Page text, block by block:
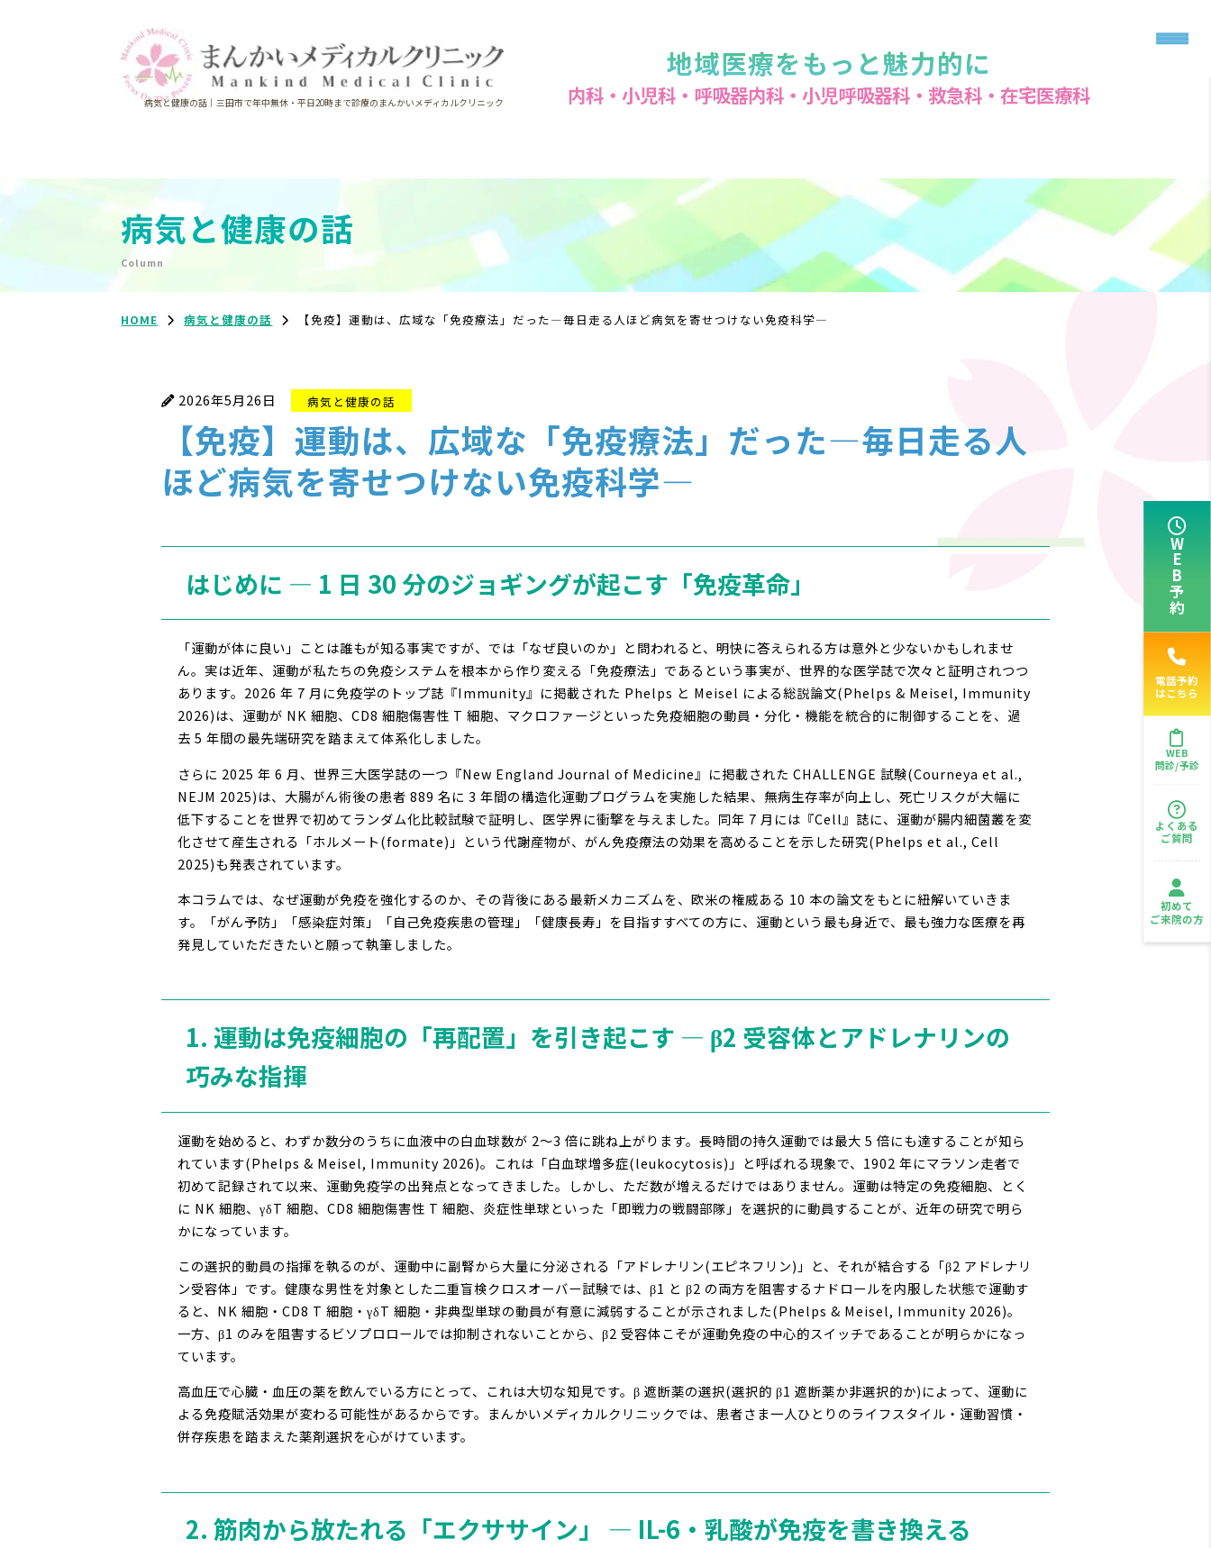
病気と健康の話｜三田市で年中無休・平日20時まで診療のまんかいメディカルクリニック
地域医療をもっと魅力的に
内科・小児科・呼吸器内科・ 小児呼吸器科・救急科・在宅医療科
病気と健康の話
Column
HOME 病気と健康の話 【免疫】運動は、広域な「免疫療法」だった―毎日走る人ほど病気を寄せつけない免疫科学―
WEB予約
電話予約
はこちら
WEB
問診/予診
よくある
ご質問
初めて
ご来院の方
2026年5月26日 病気と健康の話
【免疫】運動は、広域な「免疫療法」だった―毎日走る人
ほど病気を寄せつけない免疫科学―
はじめに ― 1 日 30 分のジョギングが起こす「免疫革命」
「運動が体に良い」ことは誰もが知る事実ですが、では「なぜ良いのか」と問われると、明快に答えられる方は意外と少ないかもしれませ
ん。実は近年、運動が私たちの免疫システムを根本から作り変える「免疫療法」であるという事実が、世界的な医学誌で次々と証明されつつ
あります。2026 年 7 月に免疫学のトップ誌『Immunity』に掲載された Phelps と Meisel による総説論文(Phelps & Meisel, Immunity
2026)は、運動が NK 細胞、CD8 細胞傷害性 T 細胞、マクロファージといった免疫細胞の動員・分化・機能を統合的に制御することを、過
去 5 年間の最先端研究を踏まえて体系化しました。
さらに 2025 年 6 月、世界三大医学誌の一つ『New England Journal of Medicine』に掲載された CHALLENGE 試験(Courneya et al.,
NEJM 2025)は、大腸がん術後の患者 889 名に 3 年間の構造化運動プログラムを実施した結果、無病生存率が向上し、死亡リスクが大幅に
低下することを世界で初めてランダム化比較試験で証明し、医学界に衝撃を与えました。同年 7 月には『Cell』誌に、運動が腸内細菌叢を変
化させて産生される「ホルメート(formate)」という代謝産物が、がん免疫療法の効果を高めることを示した研究(Phelps et al., Cell
2025)も発表されています。
本コラムでは、なぜ運動が免疫を強化するのか、その背後にある最新メカニズムを、欧米の権威ある 10 本の論文をもとに紐解いていきま
す。「がん予防」「感染症対策」「自己免疫疾患の管理」「健康長寿」を目指すすべての方に、運動という最も身近で、最も強力な医療を再
発見していただきたいと願って執筆しました。
1. 運動は免疫細胞の「再配置」を引き起こす ― β2 受容体とアドレナリンの
巧みな指揮
運動を始めると、わずか数分のうちに血液中の白血球数が 2〜3 倍に跳ね上がります。長時間の持久運動では最大 5 倍にも達することが知ら
れています(Phelps & Meisel, Immunity 2026)。これは「白血球増多症(leukocytosis)」と呼ばれる現象で、1902 年にマラソン走者で
初めて記録されて以来、運動免疫学の出発点となってきました。しかし、ただ数が増えるだけではありません。運動は特定の免疫細胞、とく
に NK 細胞、γδT 細胞、CD8 細胞傷害性 T 細胞、炎症性単球といった「即戦力の戦闘部隊」を選択的に動員することが、近年の研究で明ら
かになっています。
この選択的動員の指揮を執るのが、運動中に副腎から大量に分泌される「アドレナリン(エピネフリン)」と、それが結合する「β2 アドレナリ
ン受容体」です。健康な男性を対象とした二重盲検クロスオーバー試験では、β1 と β2 の両方を阻害するナドロールを内服した状態で運動す
ると、NK 細胞・CD8 T 細胞・γδT 細胞・非典型単球の動員が有意に減弱することが示されました(Phelps & Meisel, Immunity 2026)。
一方、β1 のみを阻害するビソプロロールでは抑制されないことから、β2 受容体こそが運動免疫の中心的スイッチであることが明らかになっ
ています。
高血圧で心臓・血圧の薬を飲んでいる方にとって、これは大切な知見です。β 遮断薬の選択(選択的 β1 遮断薬か非選択的か)によって、運動に
よる免疫賦活効果が変わる可能性があるからです。まんかいメディカルクリニックでは、患者さま一人ひとりのライフスタイル・運動習慣・
併存疾患を踏まえた薬剤選択を心がけています。
2. 筋肉から放たれる「エクササイン」 ― IL-6・乳酸が免疫を書き換える